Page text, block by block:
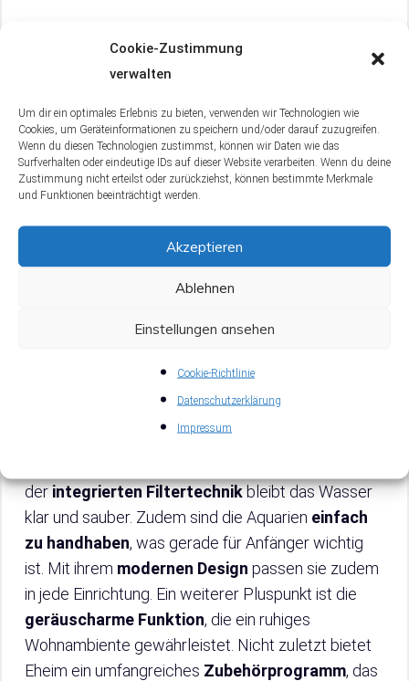
Cookie-Zustimmung
verwalten
Um dir ein optimales Erlebnis zu bieten, verwenden wir Technologien wie
Cookies, um Geräteinformationen zu speichern und/oder darauf zuzugreifen.
Wenn du diesen Technologien zustimmst, können wir Daten wie das
Surfverhalten oder eindeutige IDs auf dieser Website verarbeiten. Wenn du deine
Zustimmung nicht erteilst oder zurückziehst, können bestimmte Merkmale
und Funktionen beeinträchtigt werden.
Akzeptieren
Ablehnen
Einstellungen ansehen
Cookie-Richtlinie
Datenschutzerklärung
Impressum
Auf dem Markt für Aquarien ist Eheim ein bekannter
Name, doch es gibt auch anderen Hersteller, die
Modelle von Fluval erfreuen sich großer
Beliebtheit. Um einen umfassenden Eindruck zu
bekommen, empfiehlt es sich, auch einen Blick in
denFluval Aquarium Test
Herausforderungen der Eheim Aquarien.
4.1 Vorteile der Eheim Aquarien
Eheim Aquarien überzeugen durch viele Vorteile.
steht dabei an erster Stelle. Die Produkte
optimale Wasserqualität
derintegrierten Filtertechnikbleibt das Wasser
klar und sauber. Zudem sind die Aquarien einfach
zu handhaben, was gerade für Anfänger wichtig
ist. Mit ihrem modernen Design passen sie zudem
in jede Einrichtung. Ein weiterer Pluspunkt ist die
geräuscharme Funktion, die ein ruhiges
Wohnambiente gewährleistet. Nicht zuletzt bietet
Eheim ein umfangreiches Zubehörprogramm, das